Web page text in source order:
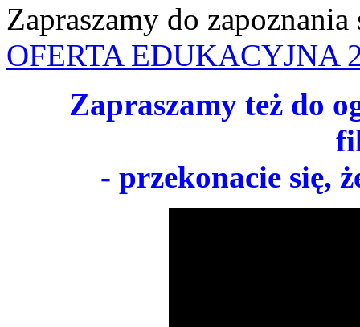
Zapraszamy do
OFERTA EDUKACYJNA
Zapraszamy też do
- przekonacie się,